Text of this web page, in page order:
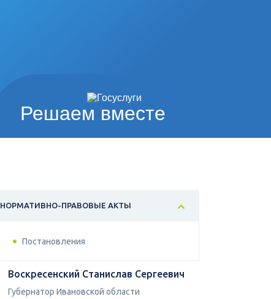
Решаем вместе
НОРМАТИВНО-ПРАВОВЫЕ АКТЫ
Постановления
Воскресенский Станислав Сергеевич
Губернатор Ивановской области